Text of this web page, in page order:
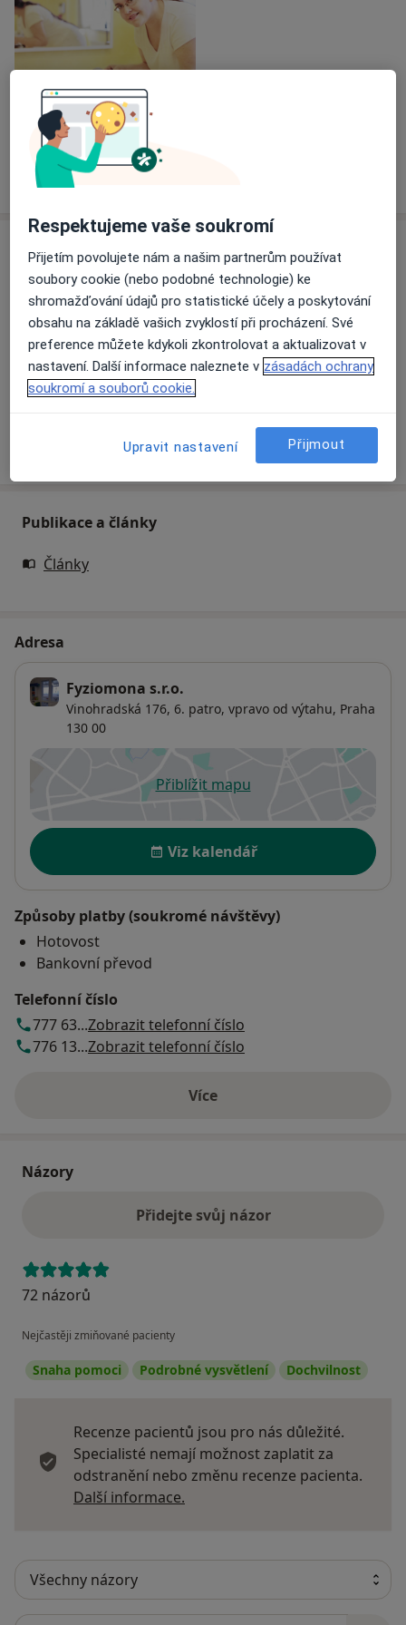
Zobrazit galerii (1)
Běžný termín
1 500 Kč Detaily Objednat se
Vyšetření pohybového aparátu
2 200 Kč Detaily
Jak fungují ceny?
Publikace a články
Články
Adresa
Fyziomona s.r.o.
Vinohradská 176, 6. patro, vpravo od výtahu, Praha
130 00
Přiblížit mapuse otevře v nové záložce
Dostupnost
Viz kalendář
Způsoby platby (soukromé návštěvy)
Hotovost
Bankovní převod
Telefonní číslo
777 63...Zobrazit telefonní číslo
776 13...Zobrazit telefonní číslo
Víceo adrese
Názory
Přidejte svůj názor
72 názorů
Nejčastěji zmiňované pacienty
Snaha pomoci Podrobné vysvětlení Dochvilnost
Recenze pacientů jsou pro nás důležité.
Specialisté nemají možnost zaplatit za
odstranění nebo změnu recenze pacienta.
Další informace.
Respektujeme vaše soukromí
Přijetím povolujete nám a našim partnerům používat
soubory cookie (nebo podobné technologie) ke
shromažďování údajů pro statistické účely a poskytování
obsahu na základě vašich zvyklostí při procházení. Své
preference můžete kdykoli zkontrolovat a aktualizovat v
nastavení. Další informace naleznete v zásadách ochrany
soukromí a souborů cookie.
Upravit nastavení Přijmout